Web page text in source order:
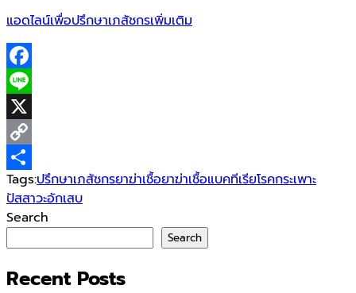
แอดไลน์เพื่อปรึกษาเภสัชกรเพิ่มเติม
Facebook
Line
X
Copy
Link
Share
Tags:ปรึกษาเภสัชกรยาฆ่าเชื้อยาฆ่าเชื้อแบคทีเรียโรคกระเพาะ
ปัสสาวะอักเสบ
Search
Search
Recent Posts